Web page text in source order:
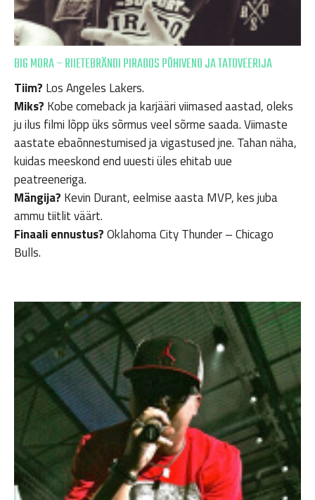
BIG MORA – RIIETEBRÄNDI PIRADOS PÕHIVEND JA TATOVEERIJA
Tiim? Los Angeles Lakers.
Miks? Kobe comeback ja karjääri viimased aastad, oleks
ju ilus filmi lõpp üks sõrmus veel sõrme saada. Viimaste
aastate ebaõnnestumised ja vigastused jne. Tahan näha,
kuidas meeskond end uuesti üles ehitab uue
peatreeneriga.
Mängija? Kevin Durant, eelmise aasta MVP, kes juba
ammu tiitlit väärt.
Finaali ennustus?Oklahoma City Thunder – Chicago
Bulls.